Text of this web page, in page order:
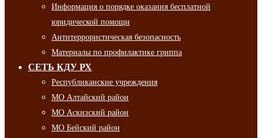
Информация о порядке оказания бесплатной
юридической помощи
Антитеррористическая безопасность
Материалы по профилактике гриппа
СЕТЬ КДУ РХ
Республиканские учреждения
МО Алтайский район
МО Аскизский район
МО Бейский район